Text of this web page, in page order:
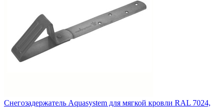
Снегозадержатель Aquasystem для мягкой кровли RAL 7024,